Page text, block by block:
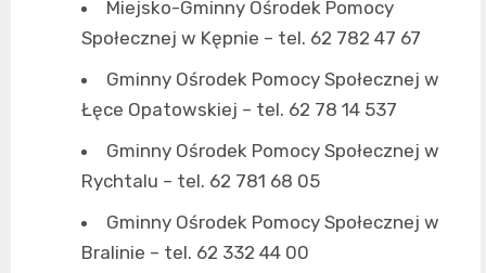
Miejsko-Gminny Ośrodek Pomocy
Społecznej w Kępnie – tel. 62 782 47 67
Gminny Ośrodek Pomocy Społecznej w
Łęce Opatowskiej – tel. 62 78 14 537
Gminny Ośrodek Pomocy Społecznej w
Rychtalu – tel. 62 781 68 05
Gminny Ośrodek Pomocy Społecznej w
Bralinie – tel. 62 332 44 00